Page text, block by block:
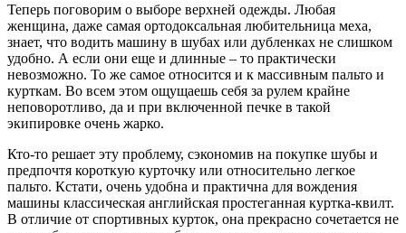
Теперь поговорим о выборе верхней одежды. Любая
женщина, даже самая ортодоксальная любительница меха,
знает, что водить машину в шубах или дубленках не слишком
удобно. А если они еще и длинные – то практически
невозможно. То же самое относится и к массивным пальто и
курткам. Во всем этом ощущаешь себя за рулем крайне
неповоротливо, да и при включенной печке в такой
экипировке очень жарко.
Кто-то решает эту проблему, сэкономив на покупке шубы и
предпочтя короткую курточку или относительно легкое
пальто. Кстати, очень удобна и практична для вождения
машины классическая английская простеганная куртка-квилт.
В отличие от спортивных курток, она прекрасно сочетается не